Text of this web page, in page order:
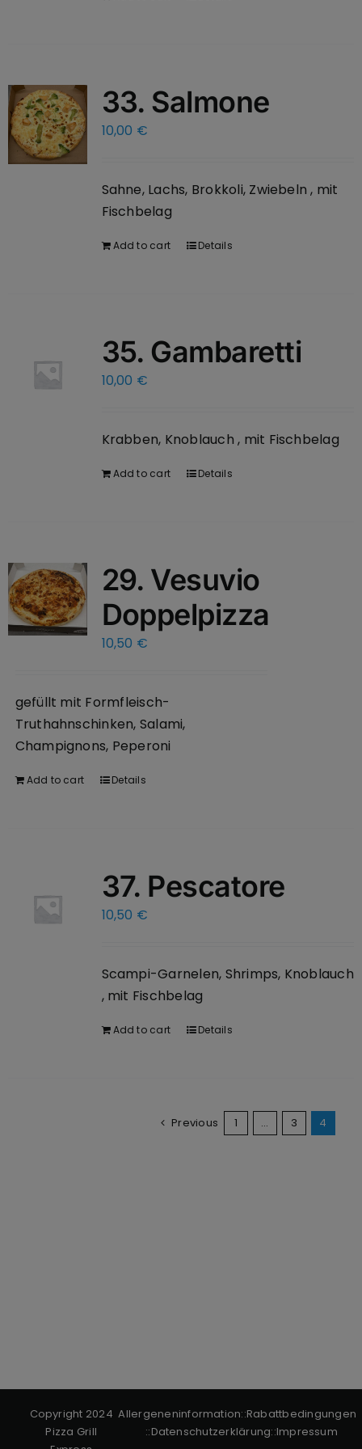
33. Salmone
10,00 €
Sahne, Lachs, Brokkoli, Zwiebeln , mit
Fischbelag
Add to cart Details
35. Gambaretti
10,00 €
Krabben, Knoblauch , mit Fischbelag
Add to cart Details
29. Vesuvio
Doppelpizza
10,50 €
gefüllt mit Formfleisch-
Truthahnschinken, Salami,
Champignons, Peperoni
Add to cart Details
37. Pescatore
10,50 €
Scampi-Garnelen, Shrimps, Knoblauch
, mit Fischbelag
Add to cart Details
Previous 1 … 3 4
Copyright 2024
Pizza Grill
Allergeneninformation::Rabattbedingungen
::Datenschutzerklärung::Impressum